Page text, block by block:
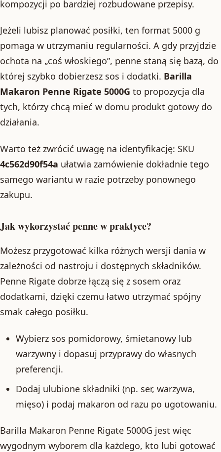
kompozycji po bardziej rozbudowane przepisy.
Jeżeli lubisz planować posiłki, ten format 5000 g
pomaga w utrzymaniu regularności. A gdy przyjdzie
ochota na „coś włoskiego”, penne staną się bazą, do
której szybko dobierzesz sos i dodatki. Barilla
Makaron Penne Rigate 5000G to propozycja dla
tych, którzy chcą mieć w domu produkt gotowy do
działania.
Warto też zwrócić uwagę na identyfikację: SKU
4c562d90f54a ułatwia zamówienie dokładnie tego
samego wariantu w razie potrzeby ponownego
zakupu.
Jak wykorzystać penne w praktyce?
Możesz przygotować kilka różnych wersji dania w
zależności od nastroju i dostępnych składników.
Penne Rigate dobrze łączą się z sosem oraz
dodatkami, dzięki czemu łatwo utrzymać spójny
smak całego posiłku.
Wybierz sos pomidorowy, śmietanowy lub
warzywny i dopasuj przyprawy do własnych
preferencji.
Dodaj ulubione składniki (np. ser, warzywa,
mięso) i podaj makaron od razu po ugotowaniu.
Barilla Makaron Penne Rigate 5000G jest więc
wygodnym wyborem dla każdego, kto lubi gotować